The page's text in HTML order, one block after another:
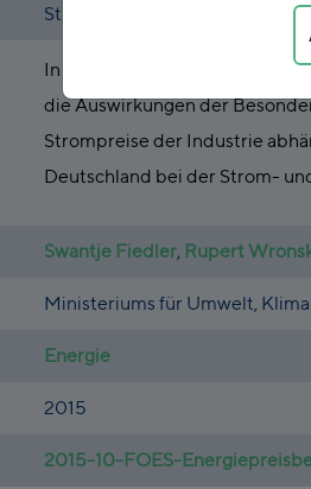
Studie
In dieser Studie des FÖS im
die Auswirkungen der
Strompreise der Industrie
Deutschland bei der Strom-
Swantje Fiedler Rupert
Ministeriums für Umwelt,
Energie
2015
2015-10-FOES-